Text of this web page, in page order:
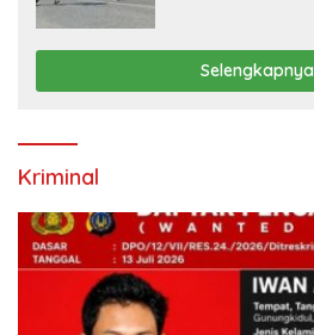
Selengkapnya
Kriminal